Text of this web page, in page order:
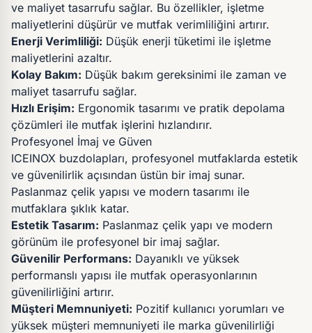
ve maliyet tasarrufu sağlar. Bu özellikler, işletme
maliyetlerini düşürür ve mutfak verimliliğini artırır.
Enerji Verimliliği: Düşük enerji tüketimi ile işletme
maliyetlerini azaltır.
Kolay Bakım: Düşük bakım gereksinimi ile zaman ve
maliyet tasarrufu sağlar.
Hızlı Erişim: Ergonomik tasarımı ve pratik depolama
çözümleri ile mutfak işlerini hızlandırır.
Profesyonel İmaj ve Güven
ICEINOX buzdolapları, profesyonel mutfaklarda estetik
ve güvenilirlik açısından üstün bir imaj sunar.
Paslanmaz çelik yapısı ve modern tasarımı ile
mutfaklara şıklık katar.
Estetik Tasarım: Paslanmaz çelik yapı ve modern
görünüm ile profesyonel bir imaj sağlar.
Güvenilir Performans: Dayanıklı ve yüksek
performanslı yapısı ile mutfak operasyonlarının
güvenilirliğini artırır.
Müşteri Memnuniyeti: Pozitif kullanıcı yorumları ve
yüksek müşteri memnuniyeti ile marka güvenilirliği